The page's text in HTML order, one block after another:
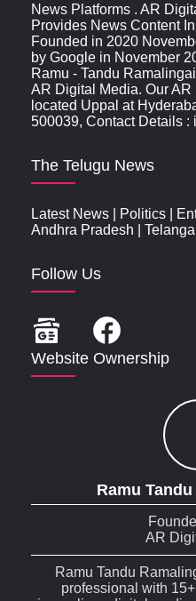
News Platforms . AR
Provides News Content
Founded in 2020
by Google in November
Ramu - Tandu
AR Digital Media. Our
located Uppal at
500039, Contact Details
The Telugu News
Latest News Politics
Andhra Pradesh
Follow Us
Website Ownership
Ramu
AR
Ramu Tandu
professional with